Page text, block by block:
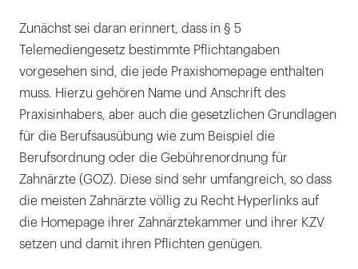
Dokuments
zu
macht.
|
Zunächst sei daran erinnert, dass in § 5
Telemediengesetz bestimmte Pflichtangaben
vorgesehen sind, die jede Praxishomepage enthalten
muss. Hierzu gehören Name und Anschrift des
Praxisinhabers, aber auch die gesetzlichen Grundlagen
für die Berufsausübung wie zum Beispiel die
Berufsordnung oder die Gebührenordnung für
Zahnärzte (GOZ). Diese sind sehr umfangreich, so dass
die meisten Zahnärzte völlig zu Recht Hyperlinks auf
die Homepage ihrer Zahnärztekammer und ihrer KZV
setzen und damit ihren Pflichten genügen.